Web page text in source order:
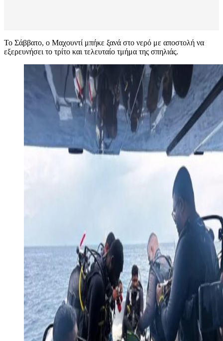
Το Σάββατο, ο Μαχουντί μπήκε ξανά στο νερό με αποστολή να
εξερευνήσει το τρίτο και τελευταίο τμήμα της σπηλιάς.